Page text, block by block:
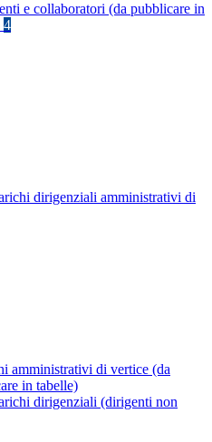
e collaboratori (da pubblicare in
4
dirigenziali amministrativi di
amministrativi di vertice (da
in tabelle)
dirigenziali (dirigenti non